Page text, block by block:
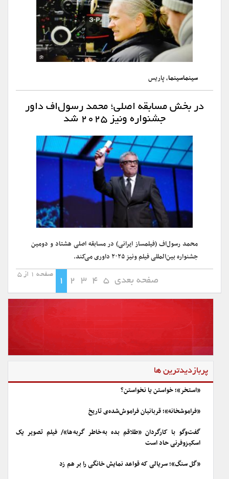
سینماسینما، پاریس
در بخش مسابقه اصلی؛ محمد رسول‌اف داور
جشنواره ونیز ۲۰۲۵ شد
محمد رسول‌اف (فیلمساز ایرانی) در مسابقه اصلی هشتاد و دومین
جشنواره بین‌المللی فیلم ونیز ۲۰۲۵ داوری می‌کند.
صفحه 1 از 5
1 2 3 4 5 صفحه بعدی
پربازدیدترین ها
«استخر»؛ خواستن یا نخواستن؟
«فراموشخانه»؛ قربانیان فراموش‌شده‌ی تاریخ
گفت‌وگو با کارگردان «طلاقم بده به خاطر گربه ها»/ فیلم تصویر یک
اسکیزوفرنی حاد است
«گل سنگ»؛ سریالی که قواعد نمایش خانگی را بر هم زد